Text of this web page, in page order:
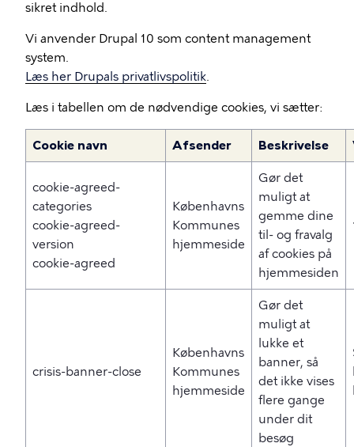
sikret indhold.
Vi anvender Drupal 10 som content management
system.
Læs her Drupals privatlivspolitik.
Læs i tabellen om de nødvendige cookies, vi sætter:
Cookie navn Afsender Beskrivelse
cookie-agreed-
categories
cookie-agreed-
version
cookie-agreed
Københavns
Kommunes
hjemmeside
Gør det
muligt at
gemme dine
til- og fravalg
af cookies på
hjemmesiden
crisis-banner-close
Københavns
Kommunes
hjemmeside
Gør det
muligt at
lukke et
banner, så
det ikke vises
flere gange
under dit
besøg